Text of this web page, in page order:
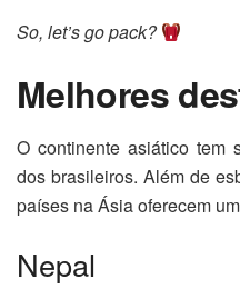
So, let’s go pack?
Melhores
O continente asiático tem
dos brasileiros. Além de
países na Ásia oferecem
Nepal